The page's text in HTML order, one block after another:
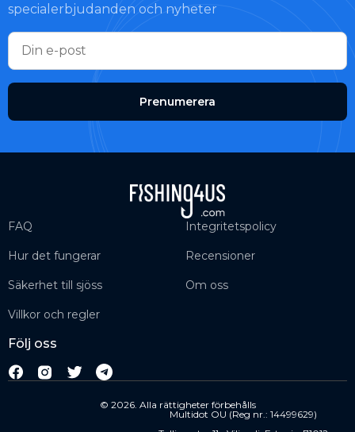
specialerbjudanden och nyheter
Prenumerera
FAQ
Hur det fungerar
Säkerhet till sjöss
Villkor och regler
Integritetspolicy
Recensioner
Om oss
Följ oss
© 2026. Alla rättigheter förbehålls
Multidot OU (Reg nr.: 14499629)